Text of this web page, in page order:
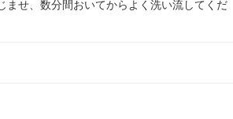
ませ、数分間おいてからよく洗い流してくだ